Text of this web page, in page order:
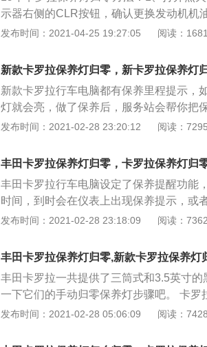
了手动进行归零外，还可以通过去4S店请
示器右侧的CLR按钮，确认更换发动机机
位；2、按动驾驶员信息中心（DIC）显示
示后，按住CLR按钮，百分比将变为
分比没有变为100%，则重复以上步骤；4
发动机机油信息再次出现，则发动机机油
发布时间：2021-04-25 19:27:05 阅读：1681
新款卡罗拉保养灯归零，新卡罗拉保养灯
新款卡罗拉行车电脑都有保养里程提示，
灯就会亮，做了保养后，服务站会帮你把
一次保养公里数时提示。如果不到服务站
法如下； 1、点火开关转到ON再回转到
程”显示器的复位按钮并保持不放。 3、
再闪烁2s，然后亮1s后熄灭。 4、松开复
FF。 保养灯的作用就是记录一些重要配
器一样，起到提醒车主以及汽车维修工作
件，但是没有归零，不会影响到车辆的性
烦：不能准确知道新配件使用的时间。
发布时间：2021-02-28 23:20:12 阅读：7295
丰田卡罗拉保养灯归零，卡罗拉保养灯归
丰田卡罗拉行车电脑设定了保养提醒功能
时间，到时会在仪表上出现保养提示，或
连接诊断电脑或者直接在车载上进行设定
程。手动归零方法如下； 1、点火开关转
上的“日行驶里程”显示器的复位按钮并保
养灯先点亮3s再闪烁2s，然后亮1s后熄灭
点火开关转到OFF。 保养灯的作用就是
跑比赛中的计时器一样，起到提醒车主以
发布时间：2021-02-28 23:18:09 阅读：7362
丰田卡罗拉保养灯归零,新款卡罗拉保养灯
丰田卡罗拉一共提供了三筒式和3.5英寸
一下它们的手动归零保养灯步骤吧。 卡
按下卡罗拉的一键启动按钮来开火。 2.按
开关切换至“ON”模式。持续按住开关直到
发布时间：2021-02-28 05:06:09 阅读：7428